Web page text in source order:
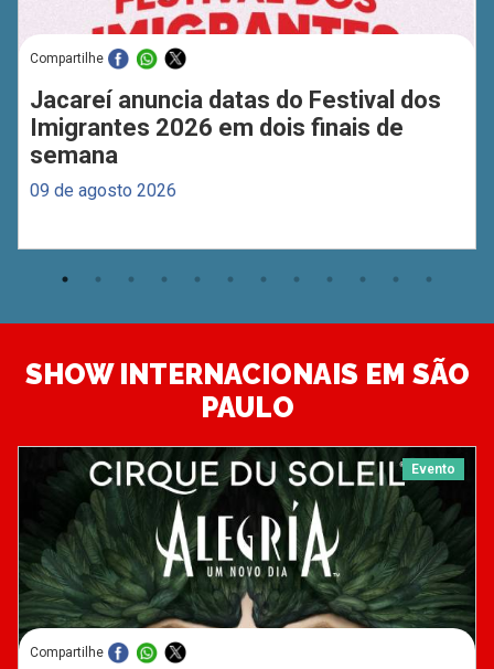
Compartilhe
Jacareí anuncia datas do Festival dos
Imigrantes 2026 em dois finais de
semana
09 de agosto 2026
SHOW INTERNACIONAIS EM SÃO
PAULO
Evento
Compartilhe